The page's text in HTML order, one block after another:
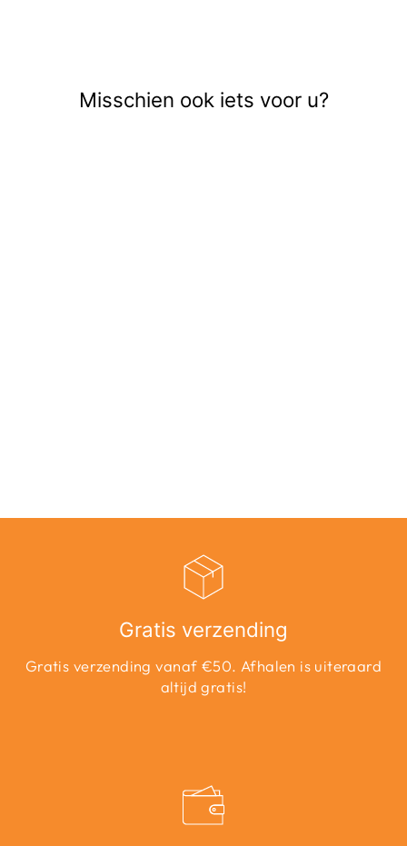
Misschien ook iets voor u?
Gratis verzending
Gratis verzending vanaf €50. Afhalen is uiteraard
altijd gratis!